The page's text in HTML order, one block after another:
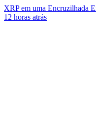
XRP em uma Encruzilhada
12 horas atrás